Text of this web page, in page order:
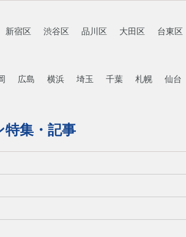
新宿区 渋谷区 品川区 大田区 台東区
広島 横浜 埼玉 千葉 札幌 仙台
集・記事